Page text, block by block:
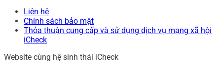
Liên hệ
Chính sách bảo mật
Thỏa thuận cung cấp và sử dụng dịch vụ mạng xã hội
iCheck
Website cùng hệ sinh thái iCheck